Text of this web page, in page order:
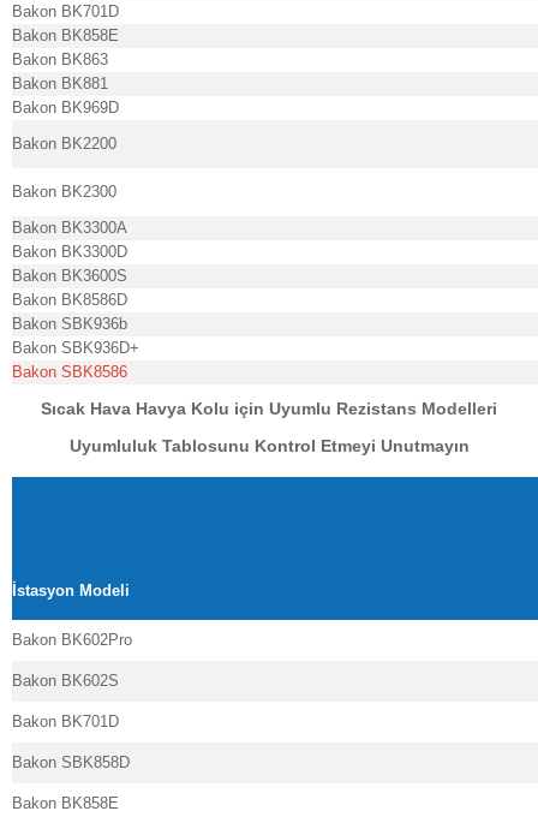
Bakon BK701D
Bakon BK858E
Bakon BK863
Bakon BK881
Bakon BK969D
Bakon BK2200
Bakon BK2300
Bakon BK3300A
Bakon BK3300D
Bakon BK3600S
Bakon BK8586D
Bakon SBK936b
Bakon SBK936D+
Bakon SBK8586
Sıcak Hava Havya Kolu için Uyumlu Rezistans Modelleri
Uyumluluk Tablosunu Kontrol Etmeyi Unutmayın
İstasyon Modeli
Bakon BK602Pro
Bakon BK602S
Bakon BK701D
Bakon SBK858D
Bakon BK858E